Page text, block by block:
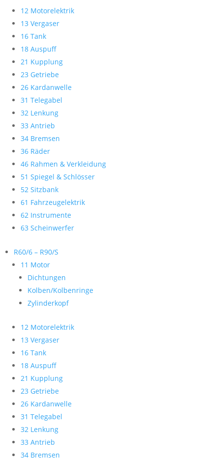
12 Motorelektrik
13 Vergaser
16 Tank
18 Auspuff
21 Kupplung
23 Getriebe
26 Kardanwelle
31 Telegabel
32 Lenkung
33 Antrieb
34 Bremsen
36 Räder
46 Rahmen & Verkleidung
51 Spiegel & Schlösser
52 Sitzbank
61 Fahrzeugelektrik
62 Instrumente
63 Scheinwerfer
R60/6 – R90/S
11 Motor
Dichtungen
Kolben/Kolbenringe
Zylinderkopf
12 Motorelektrik
13 Vergaser
16 Tank
18 Auspuff
21 Kupplung
23 Getriebe
26 Kardanwelle
31 Telegabel
32 Lenkung
33 Antrieb
34 Bremsen